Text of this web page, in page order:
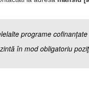
programe
în mod obligatoriu